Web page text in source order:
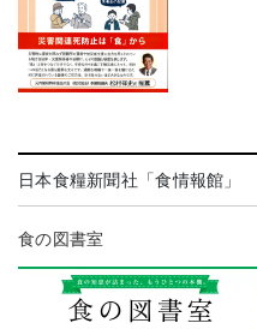
日本食糧新聞社「食情報館」
食の図書室